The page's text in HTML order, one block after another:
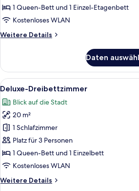
1 Queen-Bett und 1 Einzel-Etagenbett
Kostenloses WLAN
Weitere Details
Weitere
Vierbettzimmer
Daten
Alle
Fotos
für
Deluxe-
Dreibettzimmer
anzeigen
Ein
7
Deluxe-Dreibettzimmer
Blick auf die Stadt
20 m²
1 Schlafzimmer
Platz für 3 Personen
1 Queen-Bett und 1 Einzelbett
Kostenloses WLAN
Weitere Details
Weitere